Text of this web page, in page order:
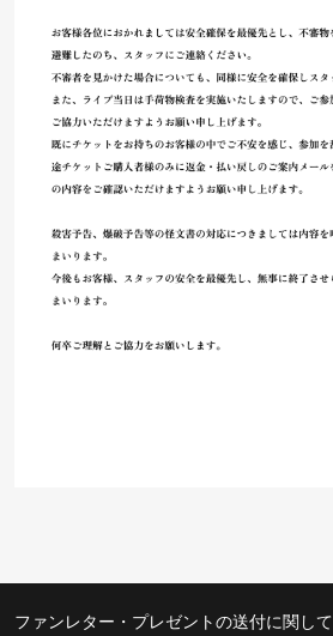
ファンレター・プレゼントの送付に関して